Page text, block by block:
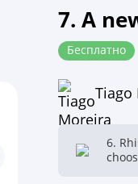
7. A
Бесплатно
6.